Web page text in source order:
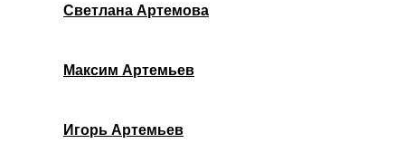
Светлана Артемова
Максим Артемьев
Игорь Артемьев